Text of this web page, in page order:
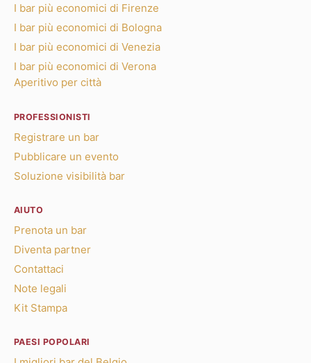
I bar più economici di Firenze
I bar più economici di Bologna
I bar più economici di Venezia
I bar più economici di Verona
Aperitivo per città
PROFESSIONISTI
Registrare un bar
Pubblicare un evento
Soluzione visibilità bar
AIUTO
Prenota un bar
Diventa partner
Contattaci
Note legali
Kit Stampa
PAESI POPOLARI